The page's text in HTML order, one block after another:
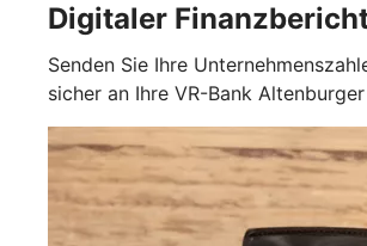
Digitaler
Senden Sie Ihre
sicher an Ihre VR-Bank